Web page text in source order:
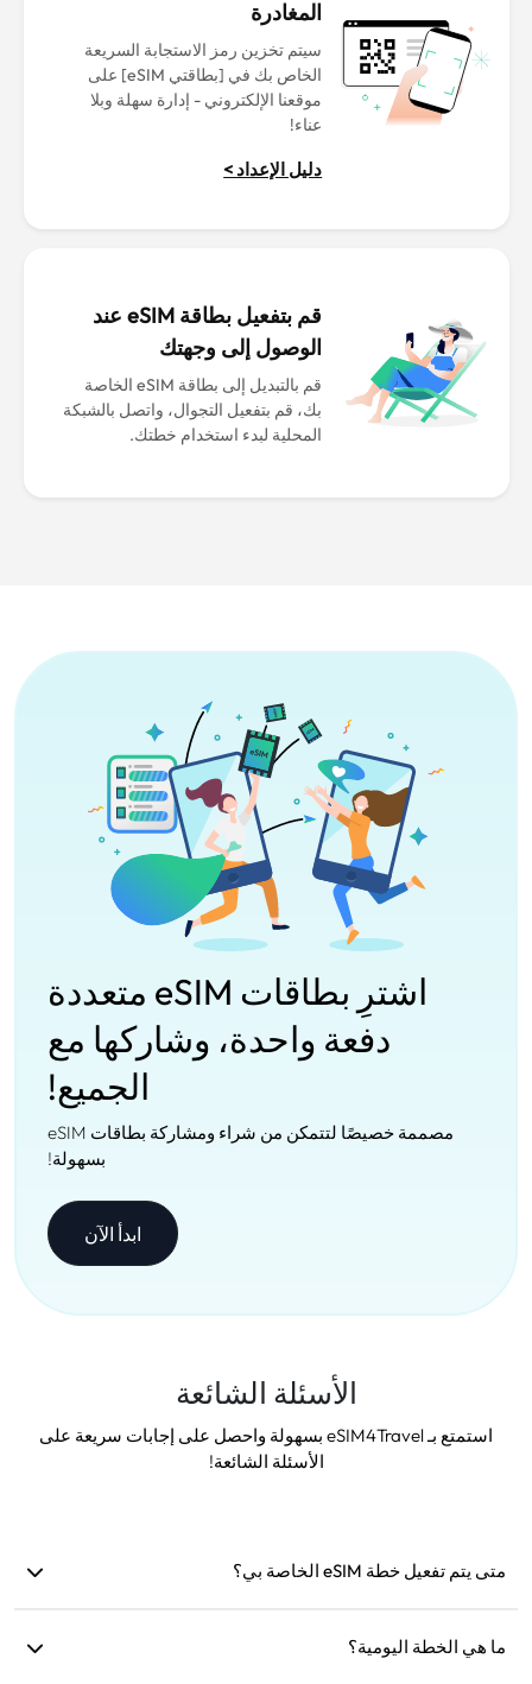
المغادرة
سيتم تخزين رمز الاستجابة السريعة
الخاص بك في [بطاقتي eSIM] على
موقعنا الإلكتروني - إدارة سهلة وبلا
عناء!
دليل الإعداد >
قم بتفعيل بطاقة eSIM عند
الوصول إلى وجهتك
قم بالتبديل إلى بطاقة eSIM الخاصة
بك، قم بتفعيل التجوال، واتصل بالشبكة
المحلية لبدء استخدام خطتك.
اشترِ بطاقات eSIM متعددة
دفعة واحدة، وشاركها مع
الجميع!
مصممة خصيصًا لتتمكن من شراء ومشاركة بطاقات eSIM
بسهولة!
ابدأ الآن
الأسئلة الشائعة
استمتع بـ eSIM4Travel بسهولة واحصل على إجابات سريعة على
الأسئلة الشائعة!
متى يتم تفعيل خطة eSIM الخاصة بي؟
السفر.
ما هي الخطة اليومية؟